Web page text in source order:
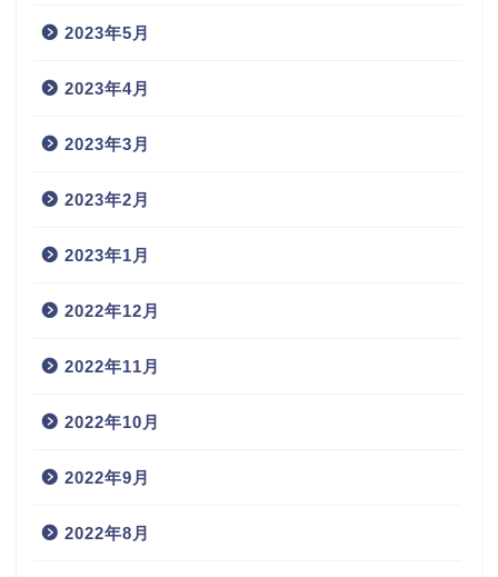
2023年5月
2023年4月
2023年3月
2023年2月
2023年1月
2022年12月
2022年11月
2022年10月
2022年9月
2022年8月